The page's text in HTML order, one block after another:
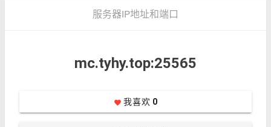
服务器IP地址和端口
mc.tyhy.top:25565
favorite 我喜欢 0